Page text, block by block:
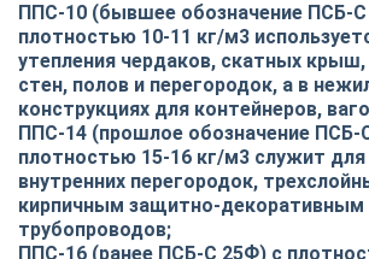
ППС-10 (бывшее обозначение ПСБ-С
плотностью 10-11 кг/м3
утепления чердаков, скатных крыш,
стен, полов и перегородок, а в
конструкциях для контейнеров,
ППС-14 (прошлое обозначение ПСБ-
плотностью 15-16 кг/м3 служит для
внутренних перегородок,
кирпичным защитно-декоративным
трубопроводов;
ППС-16 (ранее ПСБ-С 25Ф) с